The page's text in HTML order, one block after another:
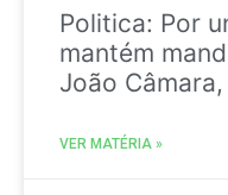
Politica: Por
mantém
João
VER MATÉRIA »